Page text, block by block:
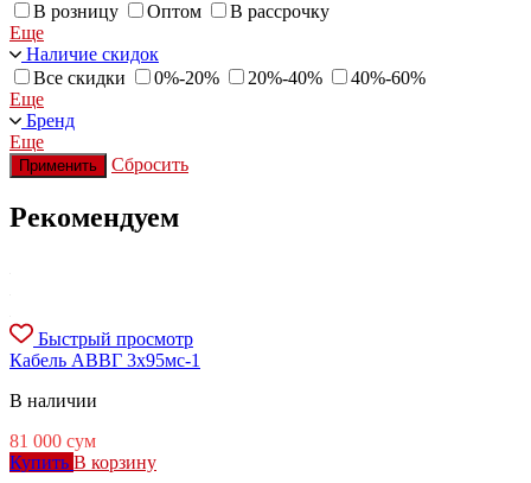
В розницу
Оптом
В рассрочку
Еще
Наличие скидок
Все скидки
0%-20% 20%-40%
40%-60%
Еще
Бренд
Еще
Применить Сбросить
Рекомендуем
Быстрый просмотр
Кабель АВВГ 3х95мс-1
В наличии
81 000 сум
Купить В корзину